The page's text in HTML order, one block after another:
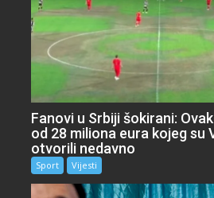
Fanovi u Srbiji šokirani:
od 28 miliona eura kojeg su
otvorili nedavno
Sport Vijesti